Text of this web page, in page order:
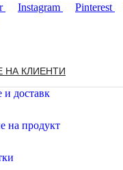
Instagram Pinterest
НА КЛИЕНТИ
и доставк
на продукт